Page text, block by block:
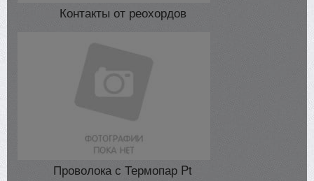
Контакты от реохордов
Проволока с Термопар Pt